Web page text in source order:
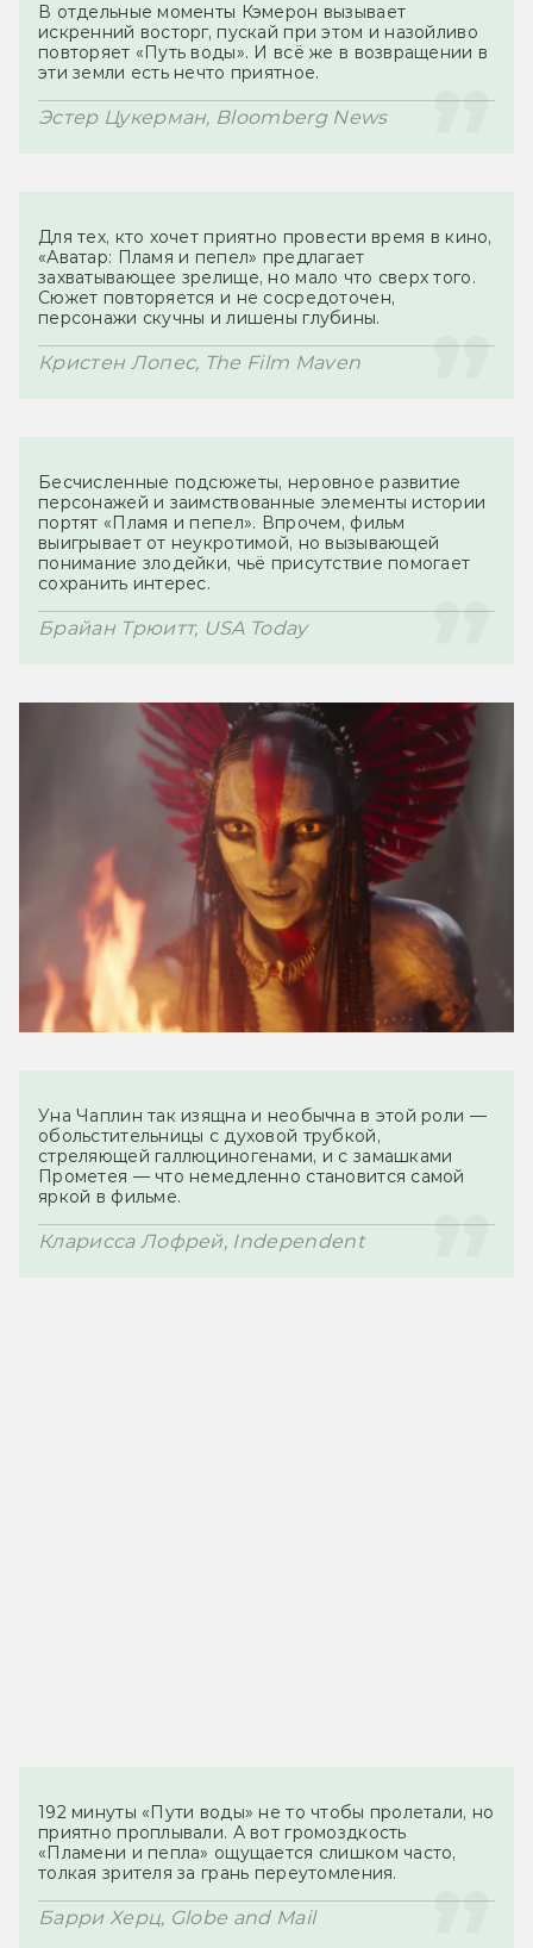
В отдельные моменты Кэмерон вызывает
искренний восторг, пускай при этом и назойливо
повторяет «Путь воды». И всё же в возвращении в
Эстер Цукерман, Bloomberg News
Для тех, кто хочет приятно провести время в кино,
«Аватар: Пламя и пепел» предлагает
захватывающее зрелище, но мало что сверх того.
Сюжет повторяется и не сосредоточен,
Бесчисленные подсюжеты, неровное развитие
персонажей и заимствованные элементы истории
портят «Пламя и пепел». Впрочем, фильм
выигрывает от неукротимой, но вызывающей
понимание злодейки, чьё присутствие помогает
Брайан Трюитт, USA Today
Уна Чаплин так изящна и необычна в этой роли —
обольстительницы с духовой трубкой,
стреляющей галлюциногенами, и с замашками
Прометея — что немедленно становится самой
Кларисса Лофрей, Independent
192 минуты «Пути воды» не то чтобы пролетали, но
приятно проплывали. А вот громоздкость
«Пламени и пепла» ощущается слишком часто,
Барри Херц, Globe and Mail